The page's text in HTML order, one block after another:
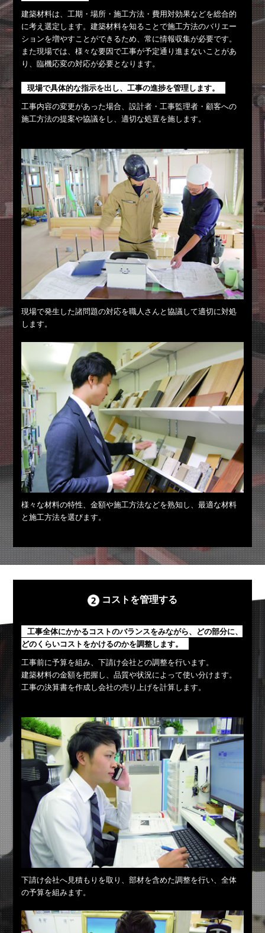
建築材料は、工期・場所・施工方法・費用対効果などを総合的
に考え選定します。建築材料を知ることで施工方法のバリエー
ションを増やすことができるため、常に情報収集が必要です。
また現場では、様々な要因で工事が予定通り進まないことがあ
り、臨機応変の対応が必要となります。
現場で具体的な指示を出し、工事の進捗を管理します。
工事内容の変更があった場合、設計者・工事監理者・顧客への
施工方法の提案や協議をし、適切な処置を施します。
現場で発生した諸問題の対応を職人さんと協議して適切に対処
します。
様々な材料の特性、金額や施工方法などを熟知し、最適な材料
と施工方法を選びます。
コストを管理する
工事全体にかかるコストのバランスをみながら、どの部分に、
どのくらいコストをかけるのかを調整します。
工事前に予算を組み、下請け会社との調整を行います。
建築材料の金額を把握し、品質や状況によって使い分けます。
工事の決算書を作成し会社の売り上げを計算します。
下請け会社へ見積もりを取り、部材を含めた調整を行い、全体
の予算を組みます。